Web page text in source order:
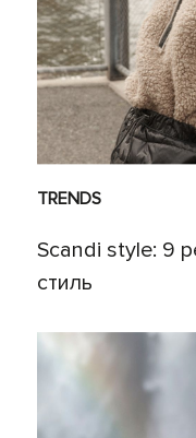
TRENDS
Scandi style: 9
стиль